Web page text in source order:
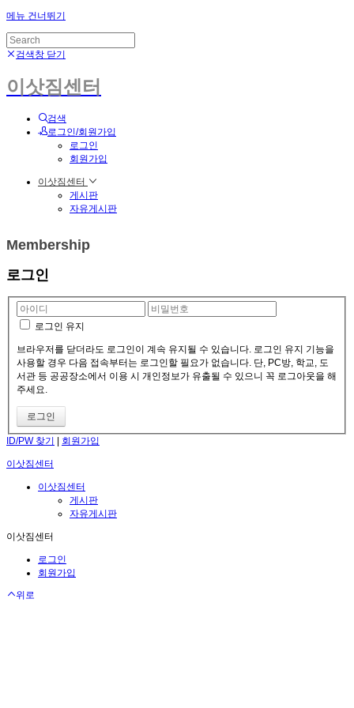
메뉴 건너뛰기
검색창 닫기
이삿짐센터
검색
로그인/회원가입
로그인
회원가입
이삿짐센터
게시판
자유게시판
Membership
로그인
로그인 유지
브라우저를 닫더라도 로그인이 계속 유지될 수 있습니다. 로그인 유지 기능을
사용할 경우 다음 접속부터는 로그인할 필요가 없습니다. 단, PC방, 학교, 도
서관 등 공공장소에서 이용 시 개인정보가 유출될 수 있으니 꼭 로그아웃을 해
주세요.
ID/PW 찾기 | 회원가입
이삿짐센터
이삿짐센터
게시판
자유게시판
이삿짐센터
로그인
회원가입
위로